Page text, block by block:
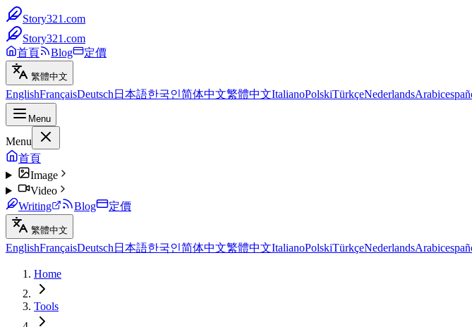
Story321.com
Story321.com
首頁
Blog 定價
繁體中文
EnglishFrançaisDeutsch 日本語한국인简体中文繁體中文ItalianoPolskiTürkçeNederlandsArabic
Menu
Menu
首頁
Image
Video
Writing
Blog 定價
繁體中文
EnglishFrançaisDeutsch 日本語한국인简体中文繁體中文ItalianoPolskiTürkçeNederlandsArabic
Home
Tools